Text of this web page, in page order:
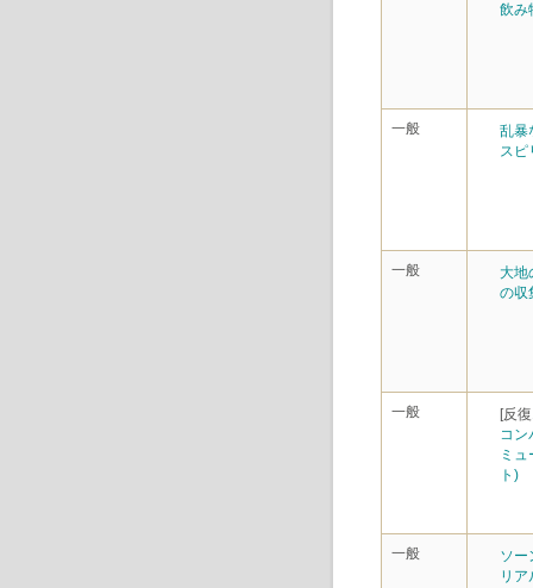
飲み
一般
乱暴
スピ
一般
大地
の収
一般
[反
コン
ミ
ト)
一般
ソー
リア